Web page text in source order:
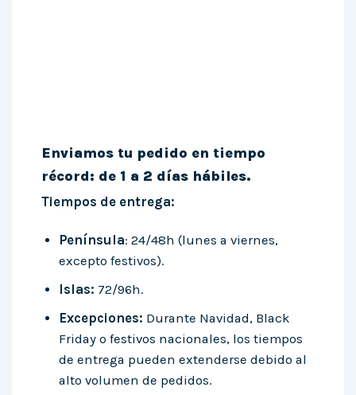
Enviamos tu pedido en tiempo
récord: de 1 a 2 días hábiles.
Tiempos de entrega:
Península: 24/48h (lunes a viernes,
excepto festivos).
Islas: 72/96h.
Excepciones: Durante Navidad, Black
Friday o festivos nacionales, los tiempos
de entrega pueden extenderse debido al
alto volumen de pedidos.